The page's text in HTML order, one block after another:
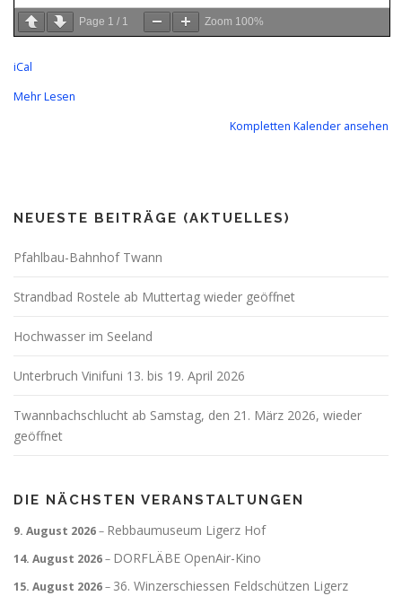
Page 1 / 1 Zoom 100%
iCal
Mehr Lesen
Kompletten Kalender ansehen
NEUESTE BEITRÄGE (AKTUELLES)
Pfahlbau-Bahnhof Twann
Strandbad Rostele ab Muttertag wieder geöffnet
Hochwasser im Seeland
Unterbruch Vinifuni 13. bis 19. April 2026
Twannbachschlucht ab Samstag, den 21. März 2026, wieder
geöffnet
DIE NÄCHSTEN VERANSTALTUNGEN
9. August 2026– Rebbaumuseum Ligerz Hof
14. August 2026– DORFLÄBE OpenAir-Kino
15. August 2026– 36. Winzerschiessen Feldschützen Ligerz